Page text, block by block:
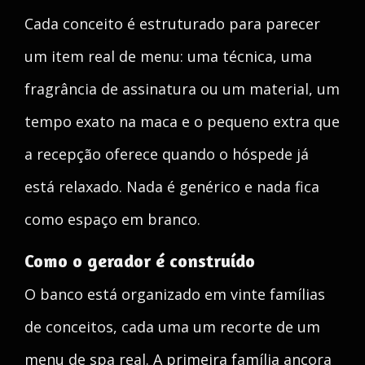
Cada conceito é estruturado para parecer
um item real de menu: uma técnica, uma
fragrância de assinatura ou um material, um
tempo exato na maca e o pequeno extra que
a recepção oferece quando o hóspede já
está relaxado. Nada é genérico e nada fica
como espaço em branco.
Como o gerador é construído
O banco está organizado em vinte famílias
de conceitos, cada uma um recorte de um
menu de spa real. A primeira família ancora